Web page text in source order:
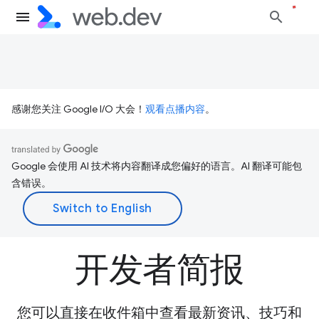
感谢您关注 Google I/O 大会！ 观看点播内容。
Google 会使用 AI 技术将内容翻译成您偏好的语言。AI 翻译可能包
含错误。
开发者简报
您可以直接在收件箱中查看最新资讯、技巧和